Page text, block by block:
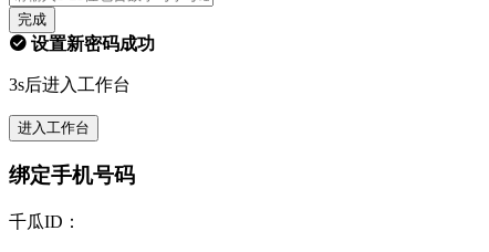
完成
设置新密码成功
3s后进入工作台
进入工作台
绑定手机号码
千瓜ID：